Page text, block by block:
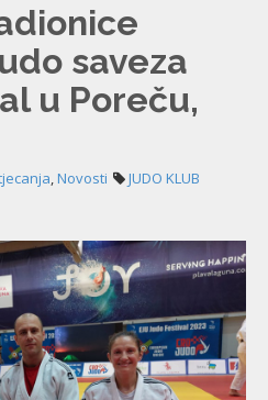
saveza
u Poreču,
,Novosti
JUDO KLUB